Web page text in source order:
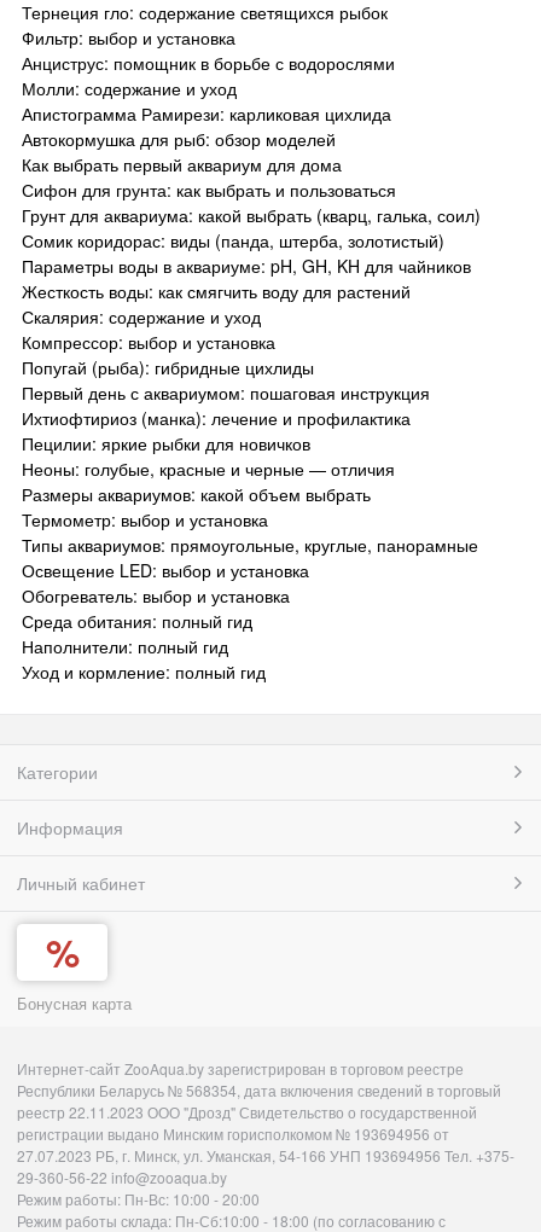
Тернеция гло: содержание светящихся рыбок
Фильтр: выбор и установка
Анциструс: помощник в борьбе с водорослями
Молли: содержание и уход
Апистограмма Рамирези: карликовая цихлида
Автокормушка для рыб: обзор моделей
Как выбрать первый аквариум для дома
Сифон для грунта: как выбрать и пользоваться
Грунт для аквариума: какой выбрать (кварц, галька, соил)
Сомик коридорас: виды (панда, штерба, золотистый)
Параметры воды в аквариуме: pH, GH, KH для чайников
Жесткость воды: как смягчить воду для растений
Скалярия: содержание и уход
Компрессор: выбор и установка
Попугай (рыба): гибридные цихлиды
Первый день с аквариумом: пошаговая инструкция
Ихтиофтириоз (манка): лечение и профилактика
Пецилии: яркие рыбки для новичков
Неоны: голубые, красные и черные — отличия
Размеры аквариумов: какой объем выбрать
Термометр: выбор и установка
Типы аквариумов: прямоугольные, круглые, панорамные
Освещение LED: выбор и установка
Обогреватель: выбор и установка
Среда обитания: полный гид
Наполнители: полный гид
Уход и кормление: полный гид
Категории
Информация
Личный кабинет
Бонусная карта
Интернет-сайт ZooAqua.by зарегистрирован в торговом реестре
Республики Беларусь № 568354, дата включения сведений в торговый
реестр 22.11.2023 ООО "Дрозд" Свидетельство о государственной
регистрации выдано Минским горисполкомом № 193694956 от
27.07.2023 РБ, г. Минск, ул. Уманская, 54-166 УНП 193694956 Тел. +375-
29-360-56-22 info@zooaqua.by
Режим работы: Пн-Вс: 10:00 - 20:00
Режим работы склада: Пн-Сб:10:00 - 18:00 (по согласованию с